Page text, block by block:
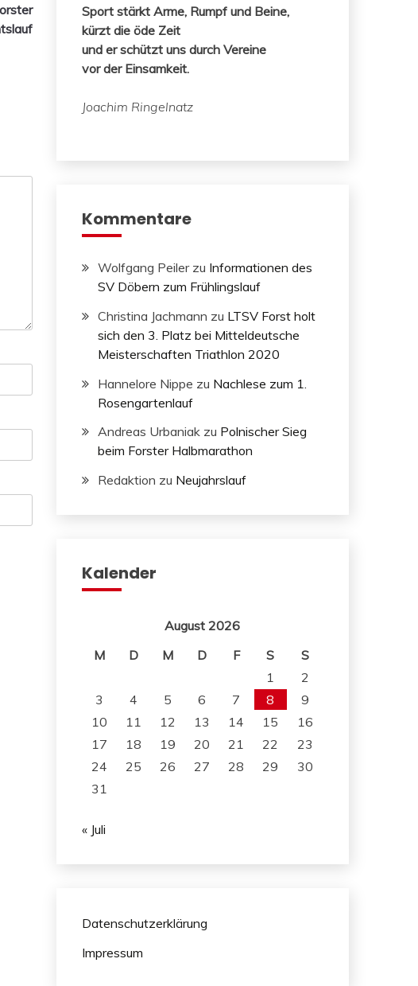
Sport stärkt Arme, Rumpf und Beine,
kürzt die öde Zeit
und er schützt uns durch Vereine
vor der Einsamkeit.
Joachim Ringelnatz
Kommentare
Wolfgang Peilerzu Informationen des
SV Döbern zum Frühlingslauf
Christina Jachmann zu LTSV Forst holt
sich den 3. Platz bei Mitteldeutsche
Meisterschaften Triathlon 2020
Hannelore Nippe zu Nachlese zum 1.
Rosengartenlauf
Andreas Urbaniakzu Polnischer Sieg
beim Forster Halbmarathon
Redaktion zu Neujahrslauf
Kalender
August 2026
M
D M D F S
S
1
2
3
4 5 6 7 8
9
10
11 12 13 14 15
16
17
18 19 20 21 22
23
24
25 26 27 28 29
30
31
« Juli
Datenschutzerklärung
Impressum